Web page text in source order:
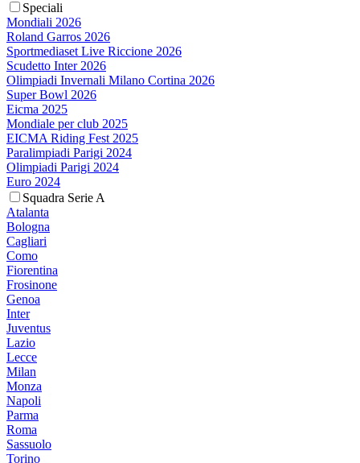
Speciali
Mondiali 2026
Roland Garros 2026
Sportmediaset Live Riccione 2026
Scudetto Inter 2026
Olimpiadi Invernali Milano Cortina 2026
Super Bowl 2026
Eicma 2025
Mondiale per club 2025
EICMA Riding Fest 2025
Paralimpiadi Parigi 2024
Olimpiadi Parigi 2024
Euro 2024
Squadra Serie A
Atalanta
Bologna
Cagliari
Como
Fiorentina
Frosinone
Genoa
Inter
Juventus
Lazio
Lecce
Milan
Monza
Napoli
Parma
Roma
Sassuolo
Torino